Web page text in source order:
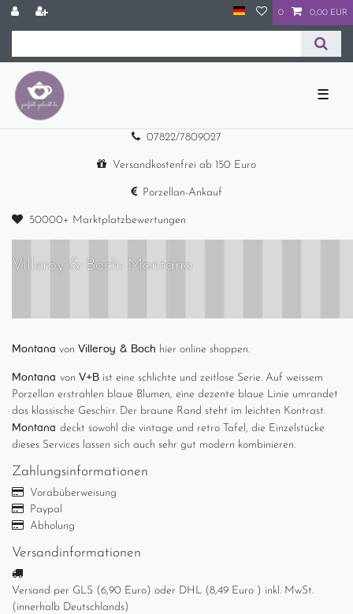
0 0,00 EUR
☰
07822/7809027
Versandkostenfrei ab 150 Euro
Porzellan-Ankauf
50000+ Marktplatzbewertungen
Villeroy & Boch: Montana
Montana von Villeroy & Boch hier online shoppen.
Montana von V+B ist eine schlichte und zeitlose Serie. Auf weissem
Porzellan erstrahlen blaue Blumen, eine dezente blaue Linie umrandet
das klassische Geschirr. Der braune Rand steht im leichten Kontrast.
Montana deckt sowohl die vintage und retro Tafel, die Einzelstücke
dieses Services lassen sich auch sehr gut modern kombinieren.
Zahlungsinformationen
Vorabüberweisung
Paypal
Abholung
Versandinformationen
Versand per GLS (6,90 Euro) oder DHL (8,49 Euro ) inkl. MwSt.
(innerhalb Deutschlands)